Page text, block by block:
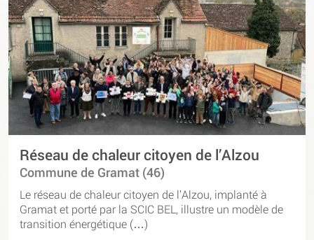
Réseau de chaleur citoyen de l’Alzou
Commune de Gramat (46)
Le réseau de chaleur citoyen de l’Alzou, implanté à
Gramat et porté par la SCIC BEL, illustre un modèle de
transition énergétique (…)